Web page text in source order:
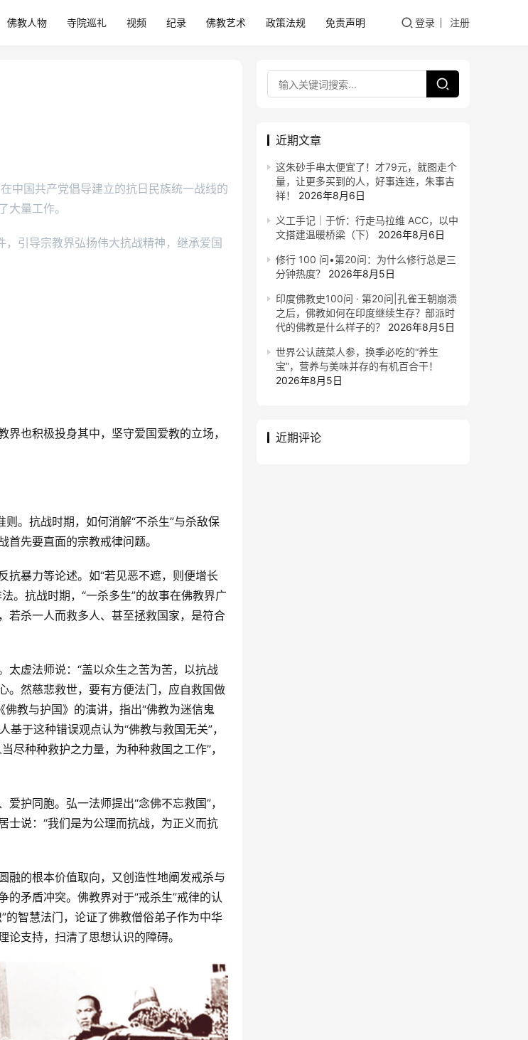
佛教人物 寺院巡礼 视频 纪录 佛教艺术 政策法规 免责声明 登录 注册
中国共产党倡导建立的抗日民族统一战线的
量工作。
，引导宗教界弘扬伟大抗战精神，继承爱国
也积极投身其中，坚守爱国爱教的立场，
。抗战时期，如何消解“不杀生”与杀敌保
先要直面的宗教戒律问题。
抗暴力等论述。如“若见恶不遮，则便增长
。抗战时期，“一杀多生”的故事在佛教界广
若杀一人而救多人、甚至拯救国家，是符合
太虚法师说：“盖以众生之苦为苦，以抗战
。然慈悲救世，要有方便法门，应自救国做
教与护国》的演讲，指出“佛教为迷信鬼
于这种错误观点认为“佛教与救国无关”，
尽种种救护之力量，为种种救国之工作”，
护同胞。弘一法师提出“念佛不忘救国”，
士说：“我们是为公理而抗战，为正义而抗
融的根本价值取向，又创造性地阐发戒杀与
矛盾冲突。佛教界对于“戒杀生”戒律的认
的智慧法门，论证了佛教僧俗弟子作为中华
支持，扫清了思想认识的障碍。
近期文章
这朱砂手串太便宜了！才79元，就图走个
量，让更多买到的人，好事连连，朱事吉
祥！
2026年8月6日
义工手记｜于忻：行走马拉维 ACC，以中
文搭建温暖桥梁（下）
2026年8月6日
修行 100 问•第20问：为什么修行总是三
分钟热度？
2026年8月5日
印度佛教史100问 · 第20问|孔雀王朝崩溃
之后，佛教如何在印度继续生存？部派时
代的佛教是什么样子的？
2026年8月5日
世界公认蔬菜人参，换季必吃的“养生
宝”，营养与美味并存的有机百合干！
2026年8月5日
近期评论